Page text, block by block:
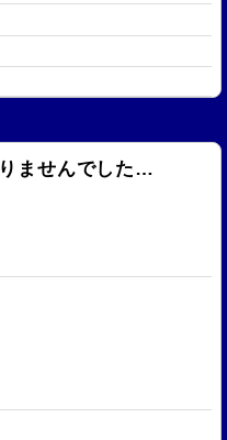
ませんでした…